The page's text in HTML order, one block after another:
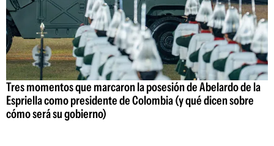
Tres momentos que marcaron la posesión de Abelardo de la
Espriella como presidente de Colombia (y qué dicen sobre
cómo será su gobierno)